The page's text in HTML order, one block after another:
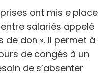
ont mis e place
salariés appelé
de don ». Il permet à
de congés à un
de s’absenter